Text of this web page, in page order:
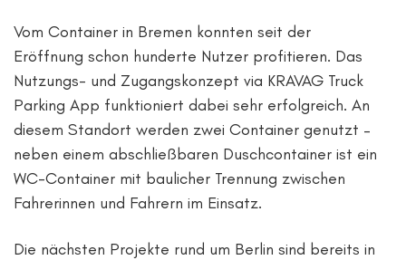
Vom Container in Bremen konnten seit der
Eröffnung schon hunderte Nutzer profitieren. Das
Nutzungs- und Zugangskonzept via KRAVAG Truck
Parking App funktioniert dabei sehr erfolgreich. An
diesem Standort werden zwei Container genutzt –
neben einem abschließbaren Duschcontainer ist ein
WC-Container mit baulicher Trennung zwischen
Fahrerinnen und Fahrern im Einsatz.
Die nächsten Projekte rund um Berlin sind bereits in